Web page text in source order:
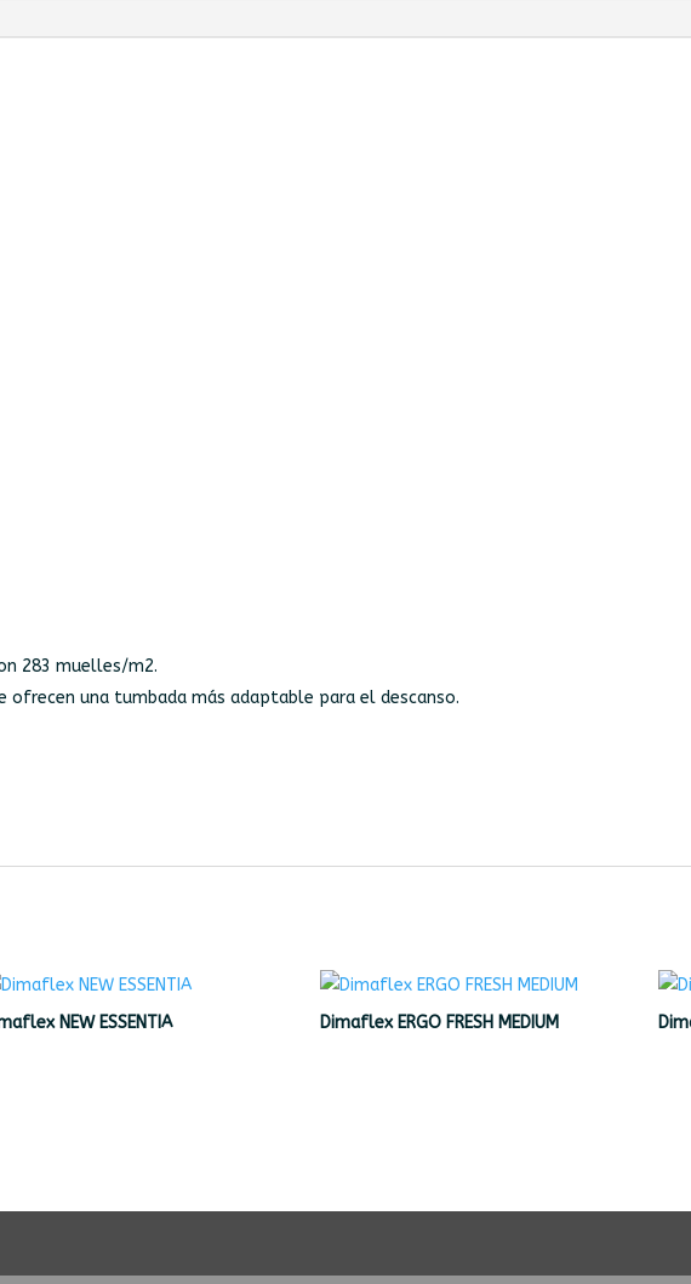
283 muelles/m2.
ofrecen una tumbada más adaptable para el descanso.
NEW ESSENTIA Dimaflex ERGO FRESH MEDIUM